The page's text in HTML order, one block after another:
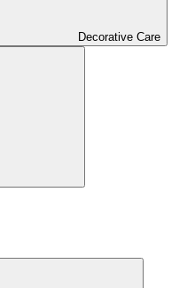
Decorative Care